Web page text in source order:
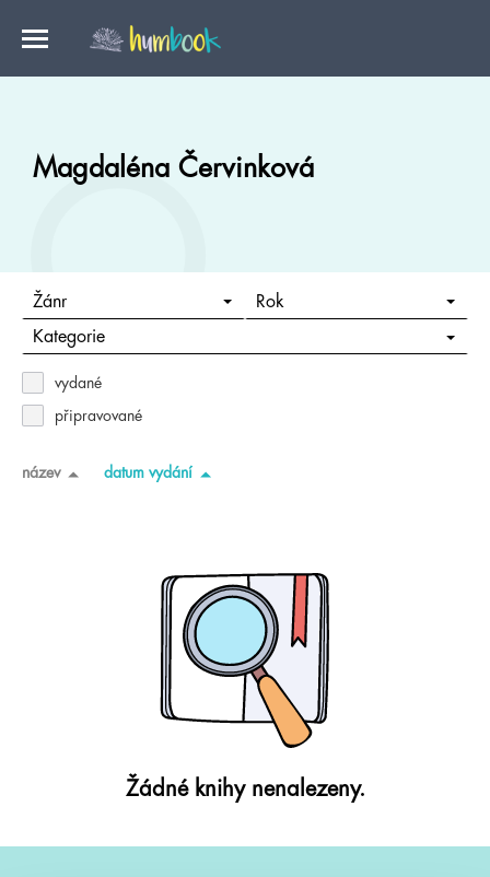
Magdaléna Červinková
Žánr Rok
Kategorie
vydané
připravované
název datum vydání
Žádné knihy nenalezeny.